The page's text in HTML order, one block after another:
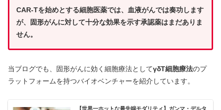
CAR-Tを始めとする細胞医薬では、血液がんでは奏功します
が、固形がんに対して十分な効果を示す承認薬はまだありま
せん。
当ブログでも、固形がんに効く細胞療法としてγδT細胞療法のプ
ラットフォームを持つバイオベンチャーを紹介しています。
【世界一ホットな最先端モダリティ】ガンマ・デルタ